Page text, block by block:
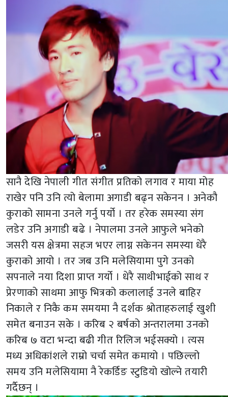
सानै देखि नेपाली गीत संगीत प्रतिको लगाव र माया मोह
राखेर पनि उनि त्यो बेलामा अगाडी बढ्न सकेनन । अनेकौ
कुराको सामना उनले गर्नु पर्यो । तर हरेक समस्या संग
लडेर उनि अगाडी बढे । नेपालमा उनले आफुले भनेको
जसरी यस क्षेत्रमा सहज भएर लाग्न सकेनन समस्या धेरै
कुराको आयो । तर जब उनि मलेसियामा पुगे उनको
सपनाले नया दिशा प्राप्त गर्यो । धेरै साथीभाईको साथ र
प्रेरणाको साथमा आफु भित्रको कलालाई उनले बाहिर
निकाले र निकै कम समयमा नै दर्शक श्रोताहरुलाई खुशी
समेत बनाउन सके । करिब २ बर्षको अन्तरालमा उनको
करिब ७ वटा भन्दा बढी गीत रिलिज भईसक्यो । त्यस
मध्य अधिकांशले राम्रो चर्चा समेत कमायो । पछिल्लो
समय उनि मलेसियामा नै रेकर्डिङ स्टुडियो खोल्ने तयारी
गर्दैछन् ।